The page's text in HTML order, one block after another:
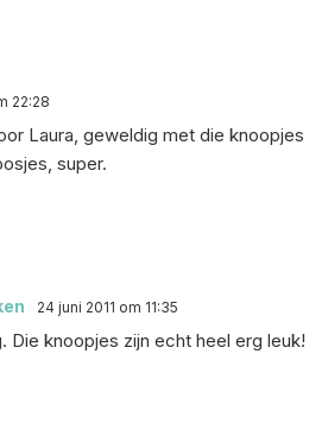
22:28
Laura, geweldig met die knoopjes
super.
24 juni 2011 om 11:35
Die knoopjes zijn echt heel erg leuk!